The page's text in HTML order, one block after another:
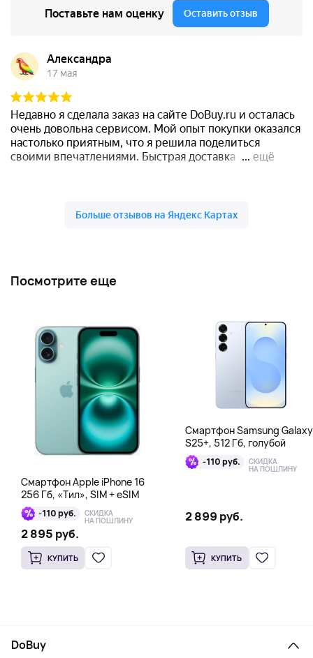
Посмотрите еще
Смартфон Apple iPhone 16
256 Гб, «Тил», SIM + eSIM
-110 руб. СКИДКА
НА ПОШЛИНУ
2 895 руб.
КУПИТЬ
Смартфон Samsung Galaxy
S25+, 512 Гб, голубой
-110 руб. СКИДКА
НА ПОШЛИНУ
2 899 руб.
КУПИТЬ
DoBuy